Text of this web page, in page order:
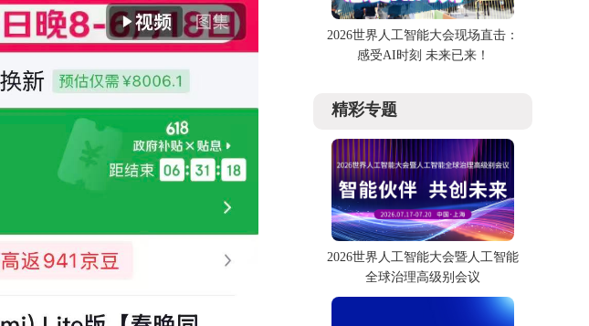
2026世界人工智能大会现场直击：
感受AI时刻 未来已来！
精彩专题
2026世界人工智能大会暨人工智能
全球治理高级别会议